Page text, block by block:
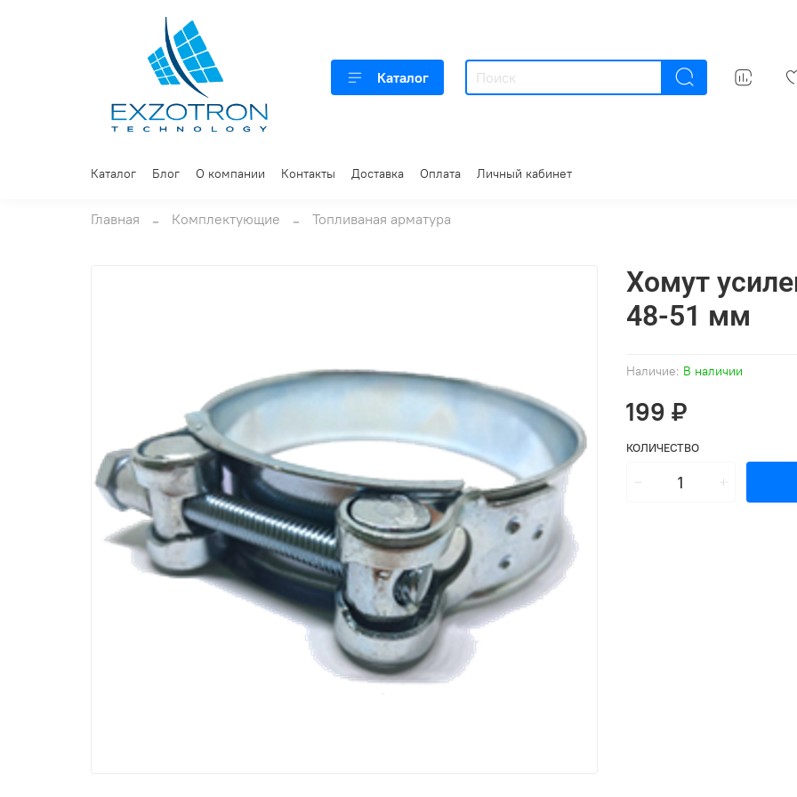
Каталог
Каталог Блог О компании Контакты Доставка Оплата Личный кабинет
Главная Комплектующие Топливаная арматура
Наличие: В наличии
Хомут
48-51 мм
199 ₽
КОЛИЧЕСТВО